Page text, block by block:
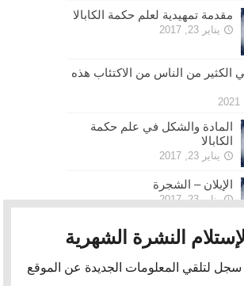
مقدمة تمهيدية لعلم حكمة الكابالا
يناير 23, 2017
الكثير من الناس من الاكتئاب هذه
المادة والشكل في علم حكمة
الكابالا
يناير 23, 2017
الإيلان – الشجرة
يناير 23, 2017
الحرية